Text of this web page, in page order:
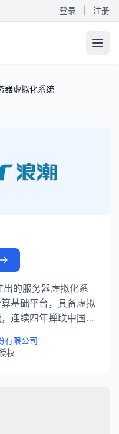
登录 注册
器虚拟化系统
的服务器虚拟化系
基础平台，具备虚拟
连续四年蝉联中国虚
有限公司
权